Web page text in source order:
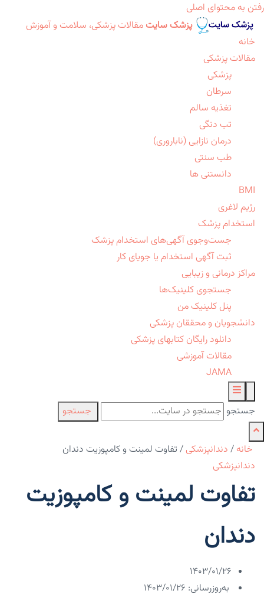
رفتن به محتوای اصلی
پزشک سایت مقالات پزشکی، سلامت و آموزش
خانه
مقالات پزشکی
پزشکی
سرطان
تغذیه سالم
تب دنگی
درمان نازایی (ناباروری)
طب سنتی
دانستنی ها
BMI
رژیم لاغری
استخدام پزشک
جست‌وجوی آگهی‌های استخدام پزشک
ثبت آگهی استخدام یا جویای کار
مراکز درمانی و زیبایی
جستجوی کلینیک‌ها
پنل کلینیک من
دانشجویان و محققان پزشکی
دانلود رایگان کتابهای پزشکی
مقالات آموزشی
JAMA
جستجو جستجو
خانه / دندانپزشکی / تفاوت لمینت و کامپوزیت دندان
دندانپزشکی
تفاوت لمینت و کامپوزیت
دندان
۱۴۰۳/۰۱/۲۶
به‌روزرسانی: ۱۴۰۳/۰۱/۲۶